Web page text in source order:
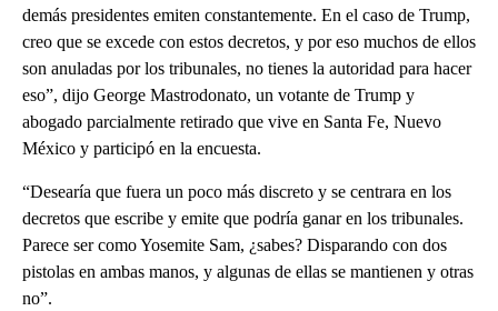
demás presidentes emiten constantemente. En el caso de Trump,
creo que se excede con estos decretos, y por eso muchos de ellos
son anuladas por los tribunales, no tienes la autoridad para hacer
eso”, dijo George Mastrodonato, un votante de Trump y
abogado parcialmente retirado que vive en Santa Fe, Nuevo
México y participó en la encuesta.
“Desearía que fuera un poco más discreto y se centrara en los
decretos que escribe y emite que podría ganar en los tribunales.
Parece ser como Yosemite Sam, ¿sabes? Disparando con dos
pistolas en ambas manos, y algunas de ellas se mantienen y otras
no”.